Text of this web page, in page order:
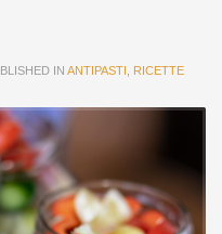
IN ANTIPASTI RICETTE